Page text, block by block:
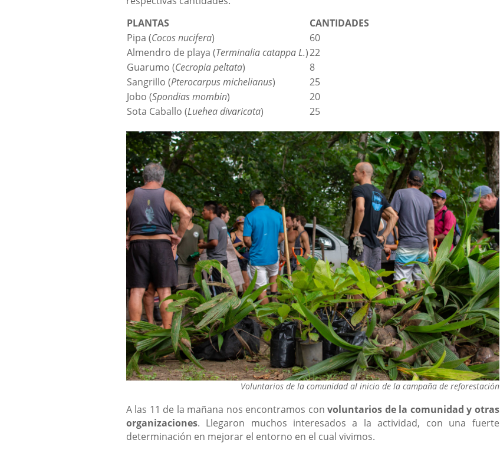
PLANTAS
CANTIDADES
Pipa (Cocos nucifera)
60
Almendro de playa (Terminalia catappa L.)22
Guarumo (Cecropia peltata)
8
Sangrillo (Pterocarpus michelianus)
25
Jobo (Spondias mombin)
20
Sota Caballo (Luehea divaricata) 25
Voluntarios de la comunidad al inicio de la campaña de reforestación
A las 11 de la mañana nos encontramos convoluntarios de la comunidad y otras
organizaciones. Llegaron muchos interesados a la actividad, con una fuerte
determinación en mejorar el entorno en el cual vivimos.